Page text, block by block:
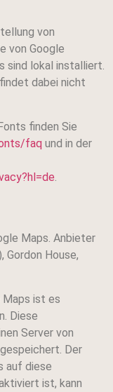
von
von Google
sind lokal installiert.
dabei nicht
finden Sie
faq und in der
Maps. Anbieter
Gordon House,
Maps ist es
Diese
Server von
Der
auf diese
ist, kann